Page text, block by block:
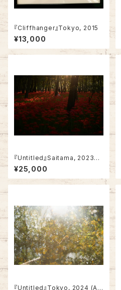
『Cliffhanger』Tokyo, 2015
¥13,000
『Untitled』Saitama, 2023
【A2/Framed】
¥25,000
『Untitled』Tokyo, 2024 (A